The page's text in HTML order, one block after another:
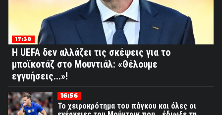
17:38
Η UEFA δεν αλλάζει τις σκέψεις για το
μποϊκοτάζ στο Μουντιάλ: «Θέλουμε
εγγυήσεις...»!
16:56
Το χειροκρότημα του πάγκου και όλες οι